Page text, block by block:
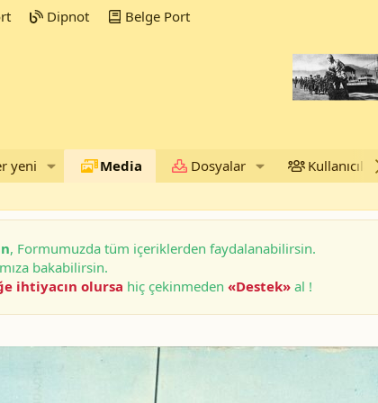
Dipnot Belge Port
yeni Media Dosyalar Kullanıcılar
, Formumuzda tüm içeriklerden faydalanabilirsin.
bakabilirsin.
ihtiyacın olursa hiç çekinmeden «Destek» al !